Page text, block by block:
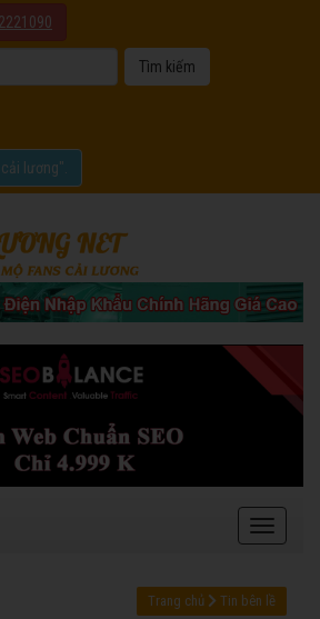
lương".
Trang chủ Tin bên lề